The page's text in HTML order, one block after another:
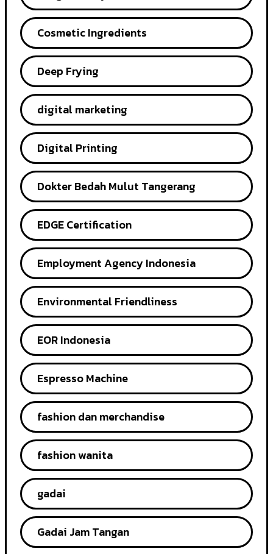
Cosmetic Ingredients
Deep Frying
digital marketing
Digital Printing
Dokter Bedah Mulut Tangerang
EDGE Certification
Employment Agency Indonesia
Environmental Friendliness
EOR Indonesia
Espresso Machine
fashion dan merchandise
fashion wanita
gadai
Gadai Jam Tangan